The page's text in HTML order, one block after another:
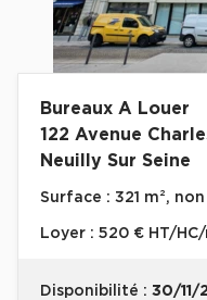
Bureaux A Louer
122 Avenue
Neuilly Sur Seine
Surface : 321 m²,
Loyer : 520 € HT/HC/
Disponibilité : 30/11/